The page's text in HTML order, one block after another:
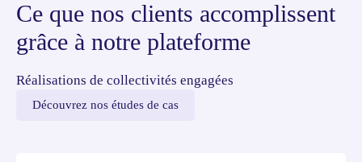
Ce que nos clients accomplissent
grâce à notre plateforme
Réalisations de collectivités engagées
Découvrez nos études de cas